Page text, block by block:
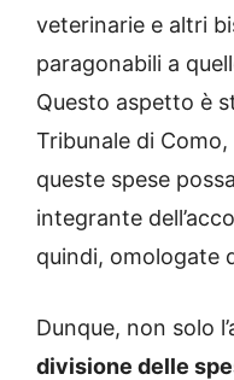
veterinarie e altri
paragonabili a
Questo aspetto è
Tribunale di
queste spese
integrante
quindi, omologate
Dunque, non solo
divisione delle